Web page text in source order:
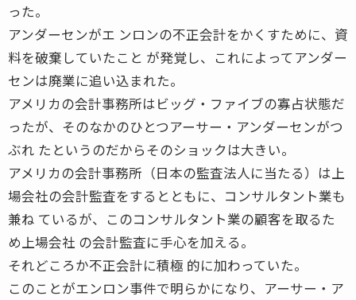
った。
アンダーセンがエ ンロンの不正会計をかくすために、資
料を破棄していたこと が発覚し、これによってアンダー
センは廃業に追い込まれた。
アメリカの会計事務所はビッグ・ファイブの寡占状態だ
ったが、そのなかのひとつアーサー・アンダーセンがつ
ぶれ たというのだからそのショックは大きい。
アメリカの会計事務所（日本の監査法人に当たる）は上
場会社の会計監査をするとともに、コンサルタント業も
兼ね ているが、このコンサルタント業の顧客を取るた
め上場会社 の会計監査に手心を加える。
それどころか不正会計に積極 的に加わっていた。
このことがエンロン事件で明らかになり、アーサー・ア